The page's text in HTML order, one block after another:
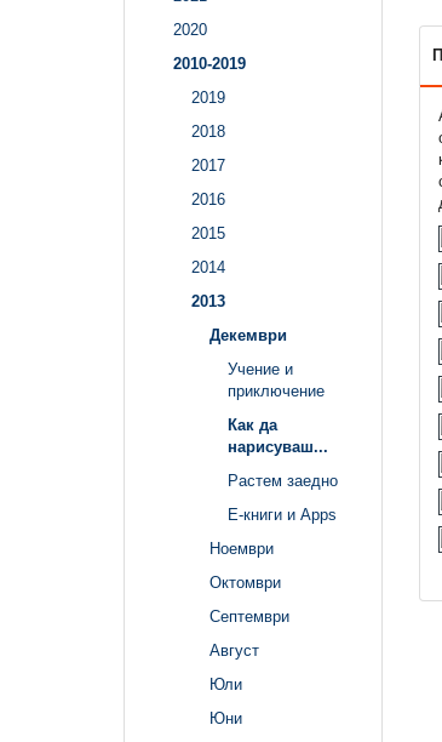
2020
2010-2019
2019
2018
2017
2016
2015
2014
2013
Декември
Учение и
приключение
Как да
нарисуваш...
Растем заедно
Е-книги и Apps
Ноември
Октомври
Септември
Август
Юли
Юни